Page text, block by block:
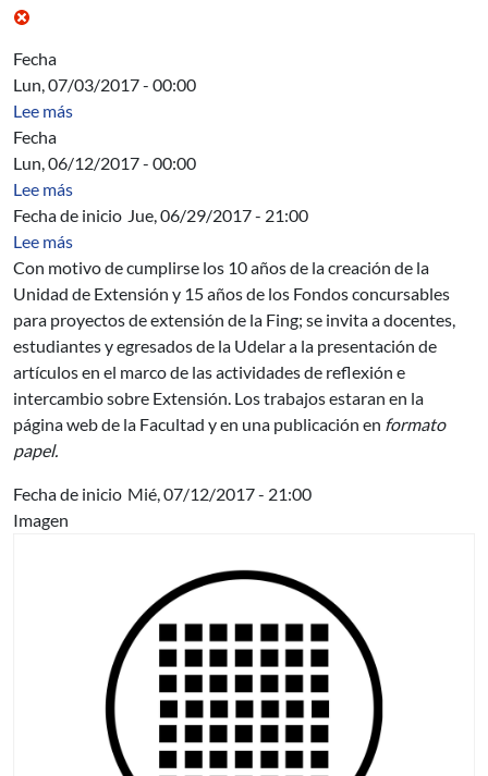
Fecha
Lun, 07/03/2017 - 00:00
Lee mássobre Acta Directiva
Fecha
Lun, 06/12/2017 - 00:00
Lee mássobre Acta Directiva
Fecha de inicio Jue, 06/29/2017 - 21:00
Lee mássobre Llamado a la presentación de artículos de
Con motivo de cumplirse los 10 años de la creación de la
Unidad de Extensión y 15 años de los Fondos concursables
para proyectos de extensión de la Fing; se invita a docentes,
estudiantes y egresados de la Udelar a la presentación de
artículos en el marco de las actividades de reflexión e
intercambio sobre Extensión. Los trabajos estaran en la
página web de la Facultad y en una publicación en formato
papel.
Fecha de inicio Mié, 07/12/2017 - 21:00
Imagen